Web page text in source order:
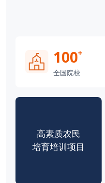
100+
全国院校
高素质农民
培育培训项目